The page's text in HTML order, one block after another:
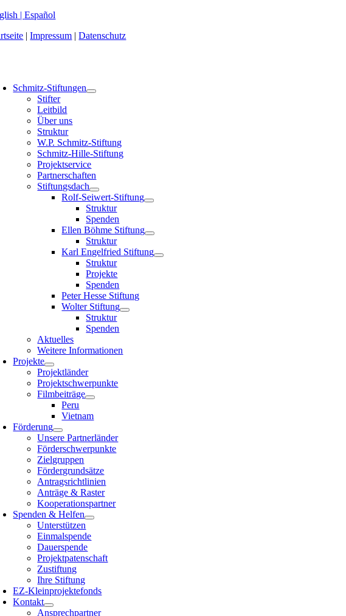
Zum
springen
|Español
|Impressum |Datenschutz
Schmitz-Stiftungen
Stifter
Leitbild
Über uns
Struktur
W.P. Schmitz-Stiftung
Schmitz-Hille-Stiftung
Projektservice
Partnerschaften
Stiftungsdach
Rolf-Seiwert-Stiftung
Struktur
Spenden
Ellen Böhme Stiftung
Struktur
Karl Engelfried Stiftung
Struktur
Projekte
Spenden
Peter Hesse Stiftung
Wolter Stiftung
Struktur
Spenden
Aktuelles
Weitere Informationen
Projekte
Projektländer
Projektschwerpunkte
Filmbeiträge
Peru
Vietnam
Förderung
Unsere Partnerländer
Förderschwerpunkte
Zielgruppen
Fördergrundsätze
Antragsrichtlinien
Anträge & Raster
Kooperationspartner
Spenden & Helfen
Unterstützen
Einmalspende
Dauerspende
Projektpatenschaft
Zustiftung
Ihre Stiftung
EZ-Kleinprojektefonds
Kontakt
Ansprechpartner